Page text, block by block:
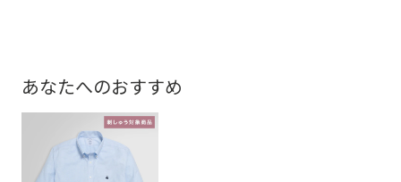
あなたへのおすすめ